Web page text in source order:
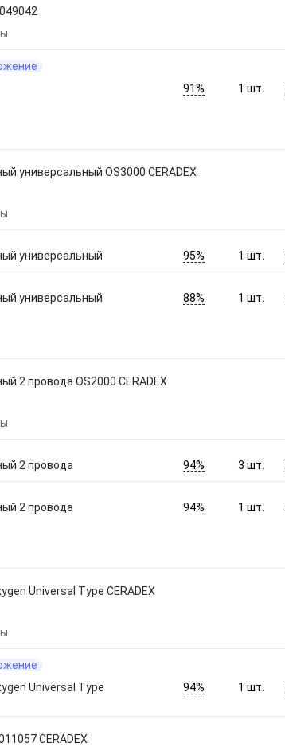
91% 1 шт.
универсальный OS3000 CERADEX
универсальный 95% 1 шт.
универсальный 88% 1 шт.
2 провода OS2000 CERADEX
2 провода 94% 3 шт.
2 провода 94% 1 шт.
Universal Type CERADEX
Universal Type
94% 1 шт.
CERADEX